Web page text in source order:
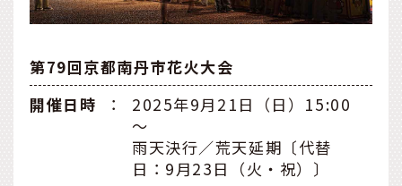
第79回京都南丹市花火大会
開催日時
：
2025年9月21日（日）15:00
～
雨天決行／荒天延期〔代替
日：9月23日（火・祝）〕